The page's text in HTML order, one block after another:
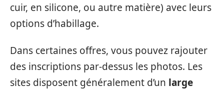
cuir, en silicone, ou autre matière) avec leurs
options d’habillage.
Dans certaines offres, vous pouvez rajouter
des inscriptions par-dessus les photos. Les
sites disposent généralement d’un large